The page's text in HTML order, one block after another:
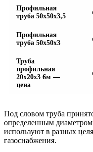
Профильная
труба 50х50х3,5
Профильная
труба 50х50х3
Труба
профильная
20х20х3 6м —
цена
Под словом труба
определенным
используют в разных
газоснабжения.